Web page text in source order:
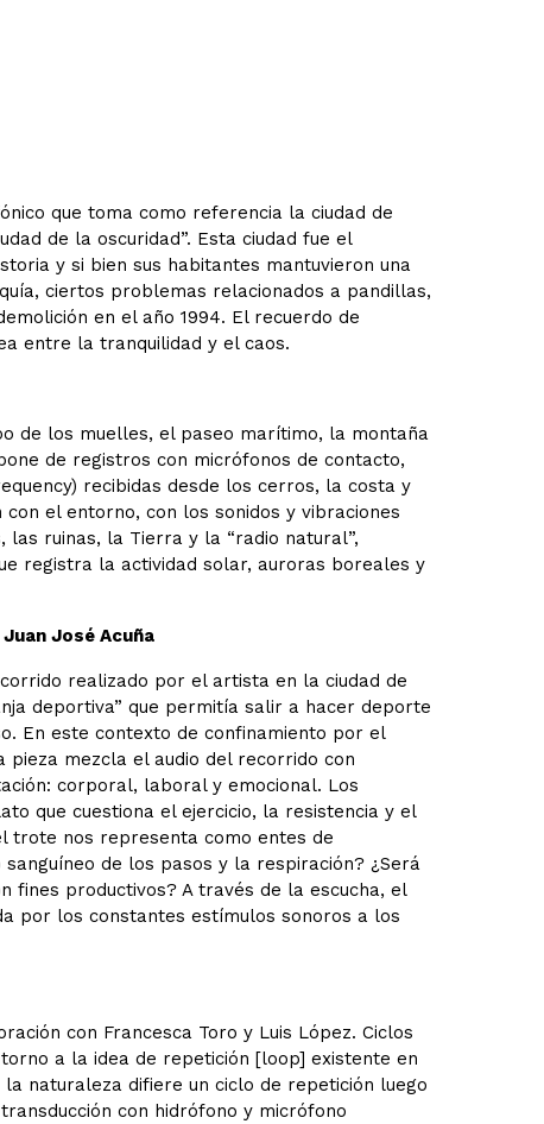
que toma como referencia la ciudad de
de la oscuridad”. Esta ciudad fue el
y si bien sus habitantes mantuvieron una
ciertos problemas relacionados a pandillas,
en el año 1994. El recuerdo de
entre la tranquilidad y el caos.
de los muelles, el paseo marítimo, la montaña
de registros con micrófonos de contacto,
recibidas desde los cerros, la costa y
el entorno, con los sonidos y vibraciones
ruinas, la Tierra y la “radio natural”,
registra la actividad solar, auroras boreales y
José Acuña
realizado por el artista en la ciudad de
deportiva” que permitía salir a hacer deporte
En este contexto de confinamiento por el
mezcla el audio del recorrido con
corporal, laboral y emocional. Los
que cuestiona el ejercicio, la resistencia y el
trote nos representa como entes de
de los pasos y la respiración? ¿Será
fines productivos? A través de la escucha, el
por los constantes estímulos sonoros a los
con Francesca Toro y Luis López. Ciclos
a la idea de repetición [loop] existente en
naturaleza difiere un ciclo de repetición luego
con hidrófono y micrófono